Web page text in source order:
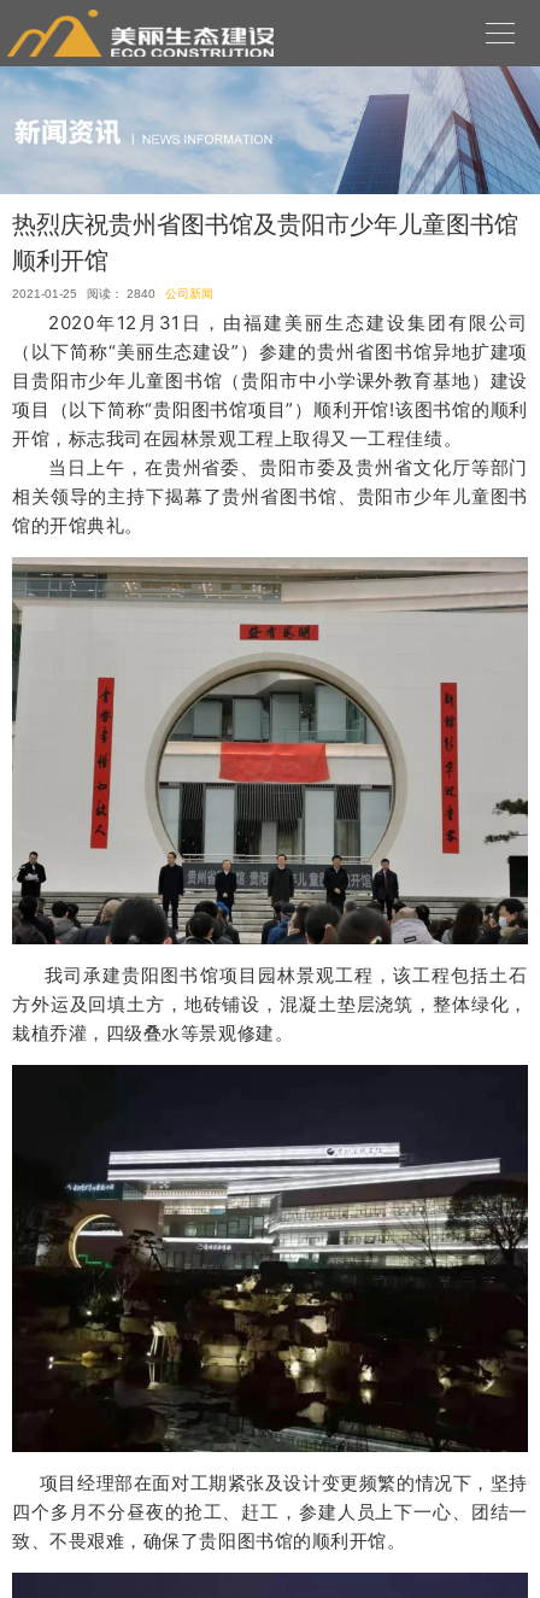

热烈庆祝贵州省图书馆及贵阳市少年儿童图书馆
顺利开馆
2021-01-25 阅读： 2840 公司新闻
2020年12月31日，由福建美丽生态建设集团有限公司
（以下简称“美丽生态建设”）参建的贵州省图书馆异地扩建项
目贵阳市少年儿童图书馆（贵阳市中小学课外教育基地）建设
项目（以下简称“贵阳图书馆项目”）顺利开馆!该图书馆的顺利
开馆，标志我司在园林景观工程上取得又一工程佳绩。
当日上午，在贵州省委、贵阳市委及贵州省文化厅等部门
相关领导的主持下揭幕了贵州省图书馆、贵阳市少年儿童图书
馆的开馆典礼。
我司承建贵阳图书馆项目园林景观工程，该工程包括土石
方外运及回填土方，地砖铺设，混凝土垫层浇筑，整体绿化，
栽植乔灌，四级叠水等景观修建。
项目经理部在面对工期紧张及设计变更频繁的情况下，坚持
四个多月不分昼夜的抢工、赶工，参建人员上下一心、团结一
致、不畏艰难，确保了贵阳图书馆的顺利开馆。